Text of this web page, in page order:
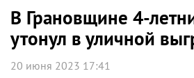
В Грановщине 4-
утонул в уличной
20 июня 2023 17:41